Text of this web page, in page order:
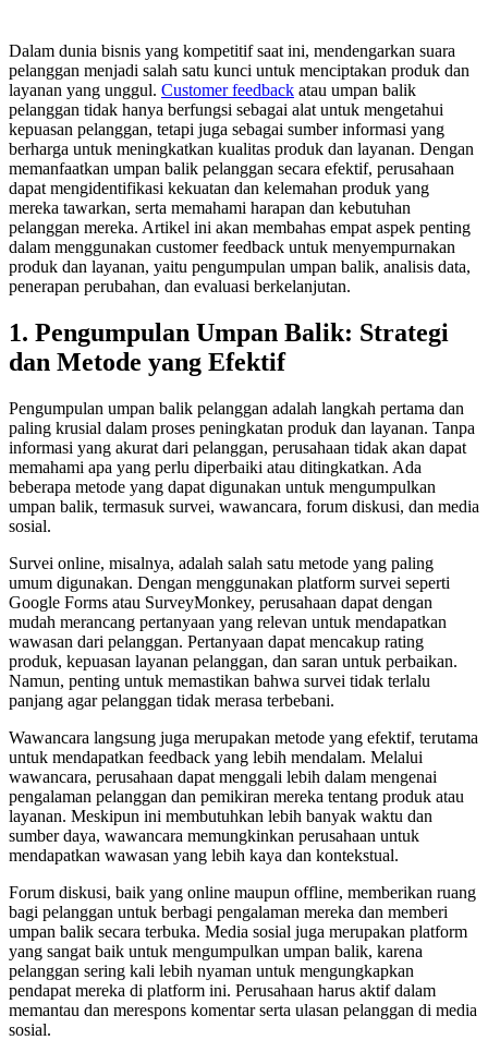
Dalam dunia bisnis yang kompetitif saat ini, mendengarkan suara
pelanggan menjadi salah satu kunci untuk menciptakan produk dan
layanan yang unggul. Customer feedback atau umpan balik
pelanggan tidak hanya berfungsi sebagai alat untuk mengetahui
kepuasan pelanggan, tetapi juga sebagai sumber informasi yang
berharga untuk meningkatkan kualitas produk dan layanan. Dengan
memanfaatkan umpan balik pelanggan secara efektif, perusahaan
dapat mengidentifikasi kekuatan dan kelemahan produk yang
mereka tawarkan, serta memahami harapan dan kebutuhan
pelanggan mereka. Artikel ini akan membahas empat aspek penting
dalam menggunakan customer feedback untuk menyempurnakan
produk dan layanan, yaitu pengumpulan umpan balik, analisis data,
penerapan perubahan, dan evaluasi berkelanjutan.
1. Pengumpulan Umpan Balik: Strategi
dan Metode yang Efektif
Pengumpulan umpan balik pelanggan adalah langkah pertama dan
paling krusial dalam proses peningkatan produk dan layanan. Tanpa
informasi yang akurat dari pelanggan, perusahaan tidak akan dapat
memahami apa yang perlu diperbaiki atau ditingkatkan. Ada
beberapa metode yang dapat digunakan untuk mengumpulkan
umpan balik, termasuk survei, wawancara, forum diskusi, dan media
sosial.
Survei online, misalnya, adalah salah satu metode yang paling
umum digunakan. Dengan menggunakan platform survei seperti
Google Forms atau SurveyMonkey, perusahaan dapat dengan
mudah merancang pertanyaan yang relevan untuk mendapatkan
wawasan dari pelanggan. Pertanyaan dapat mencakup rating
produk, kepuasan layanan pelanggan, dan saran untuk perbaikan.
Namun, penting untuk memastikan bahwa survei tidak terlalu
panjang agar pelanggan tidak merasa terbebani.
Wawancara langsung juga merupakan metode yang efektif, terutama
untuk mendapatkan feedback yang lebih mendalam. Melalui
wawancara, perusahaan dapat menggali lebih dalam mengenai
pengalaman pelanggan dan pemikiran mereka tentang produk atau
layanan. Meskipun ini membutuhkan lebih banyak waktu dan
sumber daya, wawancara memungkinkan perusahaan untuk
mendapatkan wawasan yang lebih kaya dan kontekstual.
Forum diskusi, baik yang online maupun offline, memberikan ruang
bagi pelanggan untuk berbagi pengalaman mereka dan memberi
umpan balik secara terbuka. Media sosial juga merupakan platform
yang sangat baik untuk mengumpulkan umpan balik, karena
pelanggan sering kali lebih nyaman untuk mengungkapkan
pendapat mereka di platform ini. Perusahaan harus aktif dalam
memantau dan merespons komentar serta ulasan pelanggan di media
sosial.